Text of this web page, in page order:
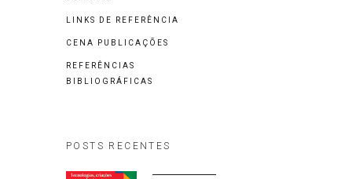
LINKS DE REFERÊNCIA
CENA PUBLICAÇÕES
REFERÊNCIAS
BIBLIOGRÁFICAS
POSTS RECENTES